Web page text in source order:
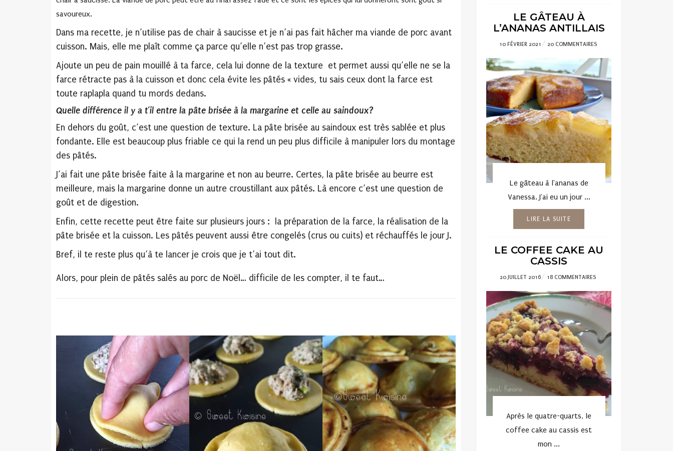
savoureux.
Dans ma recette, je n’utilise pas de chair à saucisse et je n’ai pas fait hâcher ma viande de porc avant
cuisson. Mais, elle me plaît comme ça parce qu’elle n’est pas trop grasse.
Ajoute un peu de pain mouillé à ta farce, cela lui donne de la texture et permet aussi qu’elle ne se la
farce rétracte pas à la cuisson et donc cela évite les pâtés « vides, tu sais ceux dont la farce est
toute raplapla quand tu mords dedans.
Quelle différence il y a t’il entre la pâte brisée à la margarine et celle au saindoux?
En dehors du goût, c’est une question de texture. La pâte brisée au saindoux est très sablée et plus
fondante. Elle est beaucoup plus friable ce qui la rend un peu plus difficile à manipuler lors du montage
des pâtés.
J’ai fait une pâte brisée faite à la margarine et non au beurre. Certes, la pâte brisée au beurre est
meilleure, mais la margarine donne un autre croustillant aux pâtés. Là encore c’est une question de
goût et de digestion.
Enfin, cette recette peut être faite sur plusieurs jours : la préparation de la farce, la réalisation de la
pâte brisée et la cuisson. Les pâtés peuvent aussi être congelés (crus ou cuits) et réchauffés le jour J.
Bref, il te reste plus qu’à te lancer je crois que je t’ai tout dit.
Alors, pour plein de pâtés salés au porc de Noël… difficile de les compter, il te faut…
LE GÂTEAU À
L’ANANAS ANTILLAIS
POSTED
ON
10 FÉVRIER 2021 20 COMMENTAIRES
Le gâteau à l'ananas de
Vanessa. J'ai eu un jour ...
LIRE LA SUITE
LE COFFEE CAKE AU
CASSIS
POSTED
ON
20 JUILLET 2016 18 COMMENTAIRES
Après le quatre-quarts, le
coffee cake au cassis est
mon ...